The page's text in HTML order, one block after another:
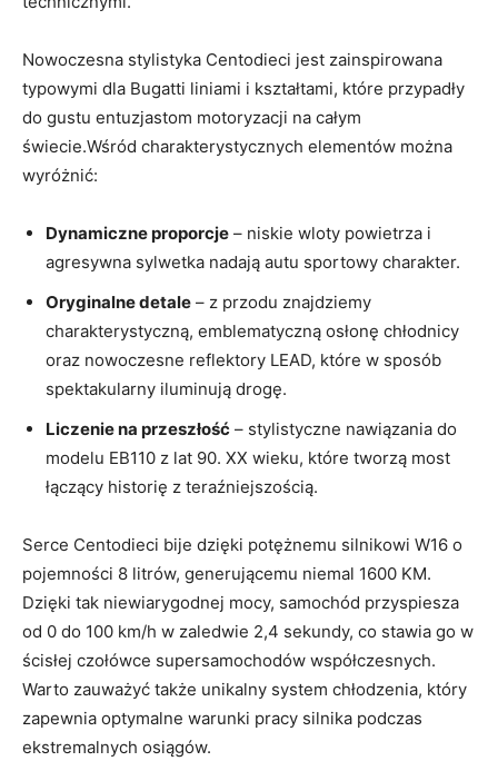
Nowoczesna stylistyka Centodieci jest zainspirowana
typowymi dla Bugatti liniami i ‍kształtami,⁢ które przypadły
do gustu entuzjastom motoryzacji na całym‌
świecie.Wśród charakterystycznych elementów można
wyróżnić:
Dynamiczne proporcje – ‌niskie wloty powietrza i
‌agresywna‍ sylwetka nadają autu sportowy charakter.
Oryginalne‍ detale – z przodu ⁤znajdziemy
charakterystyczną, emblematyczną osłonę chłodnicy
oraz nowoczesne reflektory LEAD, które w sposób
spektakularny iluminują drogę.
Liczenie na przeszłość – stylistyczne nawiązania‌ do
modelu ​EB110 z lat 90. XX ‌wieku, które tworzą most
łączący historię z ⁤teraźniejszością.
Serce Centodieci bije dzięki potężnemu ⁣silnikowi W16⁣ o
pojemności 8 litrów, generującemu niemal 1600 KM.
Dzięki tak niewiarygodnej mocy, samochód przyspiesza
od 0 do 100 km/h⁣ w zaledwie 2,4 sekundy, co stawia go ​w
⁢ścisłej czołówce supersamochodów współczesnych.
Warto zauważyć także ​unikalny system chłodzenia, który
zapewnia optymalne warunki pracy silnika podczas​
ekstremalnych osiągów.